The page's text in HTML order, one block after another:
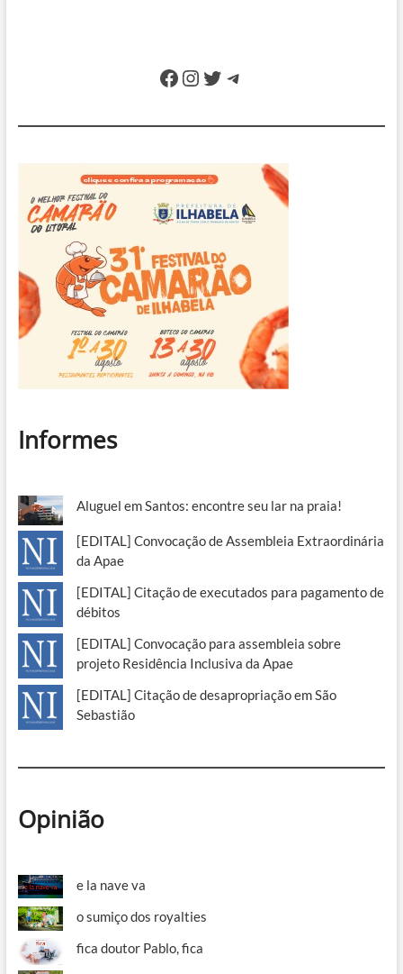
Facebook
Instagram
Twitter
Telegram
Informes
Aluguel em Santos: encontre seu lar na praia!
[EDITAL] Convocação de Assembleia Extraordinária
da Apae
[EDITAL] Citação de executados para pagamento de
débitos
[EDITAL] Convocação para assembleia sobre
projeto Residência Inclusiva da Apae
[EDITAL] Citação de desapropriação em São
Sebastião
Opinião
e la nave va
o sumiço dos royalties
fica doutor Pablo, fica